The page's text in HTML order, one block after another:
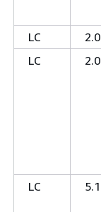
LC
2.0
LC
2.0
LC
5.1